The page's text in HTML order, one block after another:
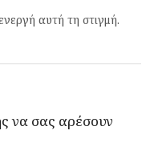
αυτή τη στιγμή.
να σας αρέσουν